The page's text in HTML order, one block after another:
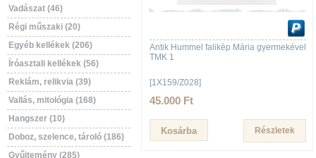
Vadászat (46)
Régi műszaki (20)
Egyéb kellékek (206)
Íróasztali kellékek (56)
Reklám, relikvia (39)
Vallás, mitológia (168)
Hangszer (10)
Doboz, szelence, tároló (186)
Gyűjtemény (285)
Antik Hummel falikép Mária gyermekével
TMK 1
[1X159/Z028]
45.000 Ft
Részletek